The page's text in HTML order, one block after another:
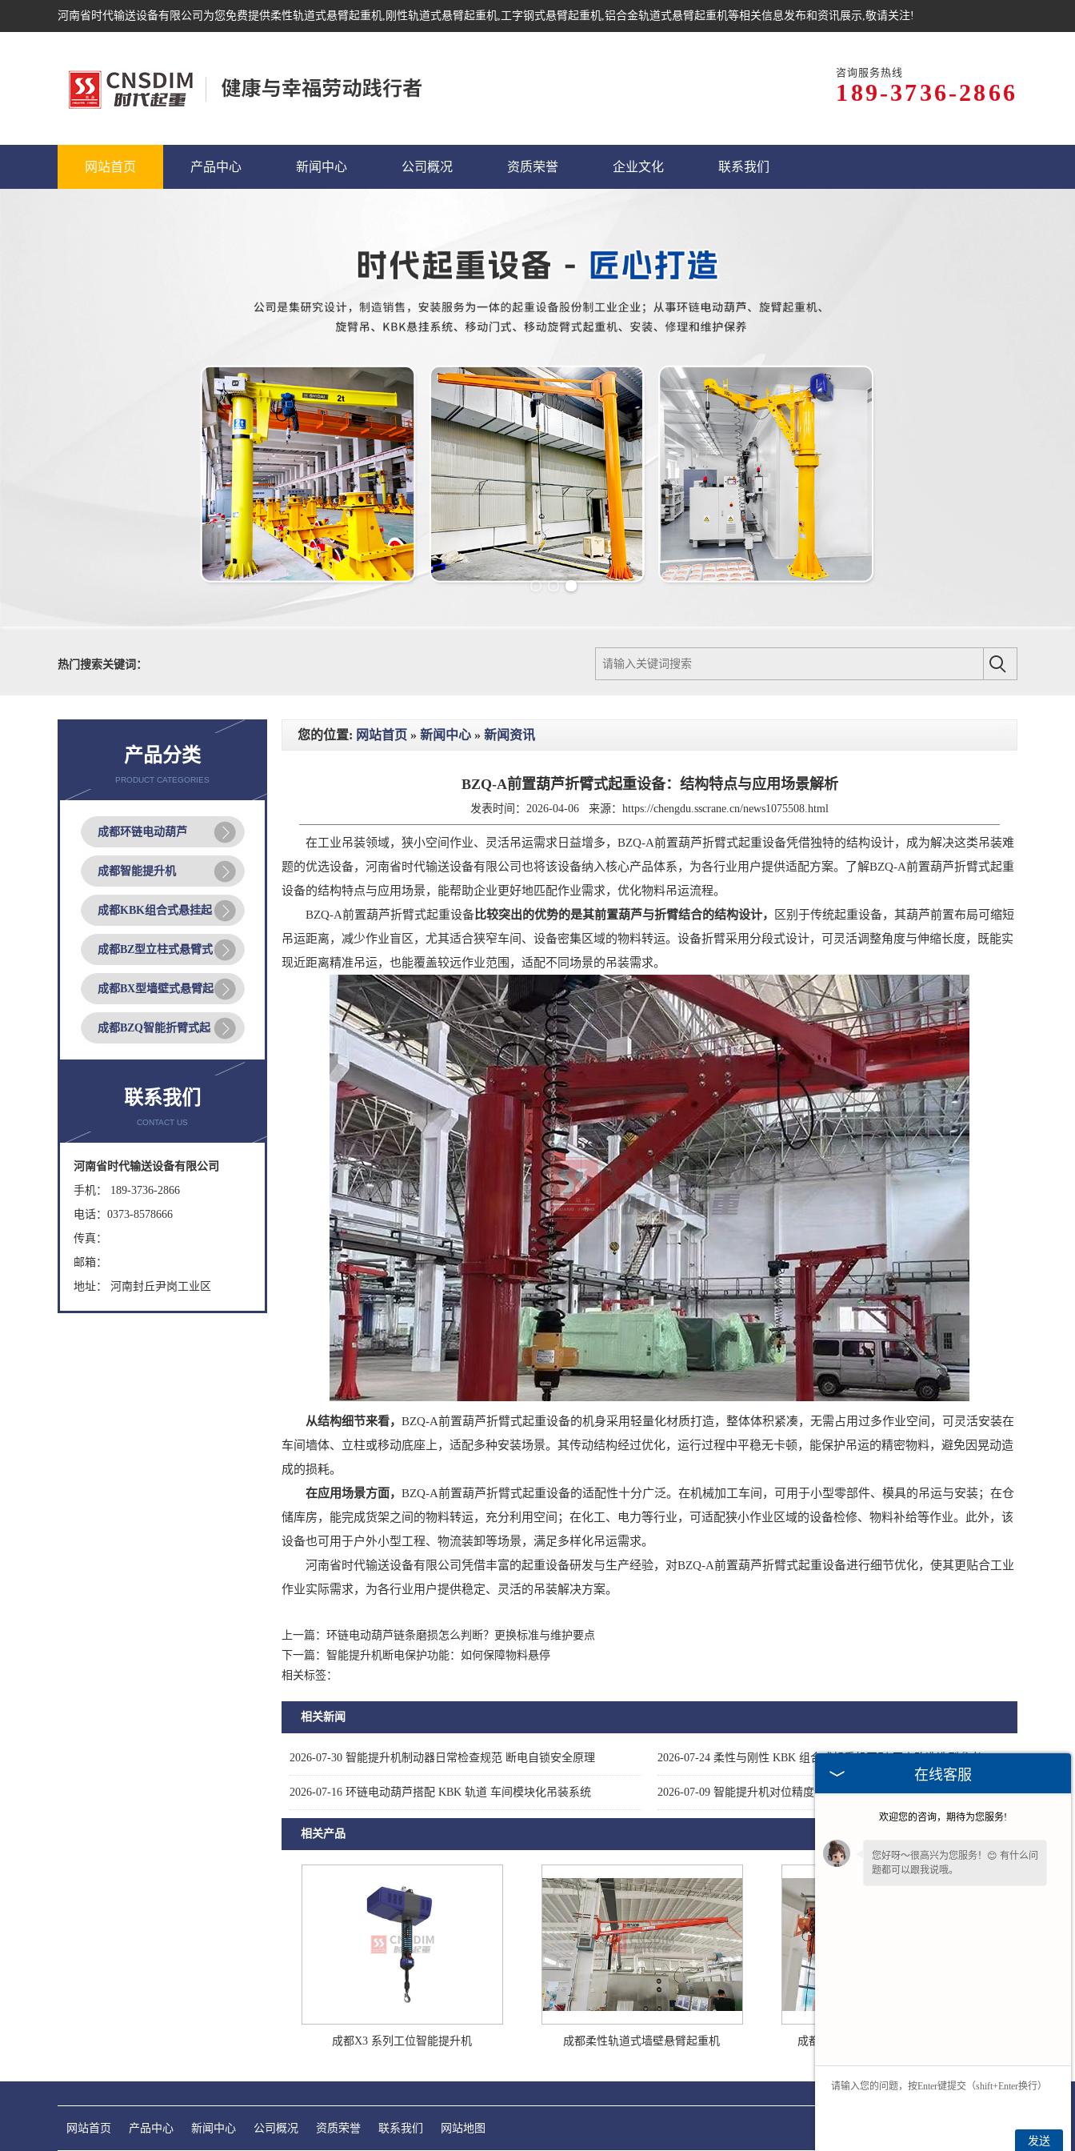
河南省时代输送设备有限公司为您免费提供柔性轨道式悬臂起重机,刚性轨道式悬臂起重机,工字钢式悬臂起重机,铝合金轨道式悬臂起重机等相关信息发布和资讯展示,敬请关注!
咨询服务热线
189-3736-2866
网站首页 产品中心 新闻中心 公司概况 资质荣誉 企业文化 联系我们
热门搜索关键词：
产品分类
PRODUCT CATEGORIES
成都环链电动葫芦
成都智能提升机
成都KBK组合式悬挂起
成都BZ型立柱式悬臂式
成都BX型墙壁式悬臂起
成都BZQ智能折臂式起
联系我们
CONTACT US
河南省时代输送设备有限公司
手机： 189-3736-2866
电话：0373-8578666
传真：
邮箱：
地址： 河南封丘尹岗工业区
您的位置: 网站首页 » 新闻中心 » 新闻资讯
BZQ-A前置葫芦折臂式起重设备：结构特点与应用场景解析
发表时间：2026-04-06 来源： https://chengdu.sscrane.cn/news1075508.html
在工业吊装领域，狭小空间作业、灵活吊运需求日益增多，BZQ-A前置葫芦折臂式起重设备凭借独特的结构设计，成为解决这类吊装难
题的优选设备，河南省时代输送设备有限公司也将该设备纳入核心产品体系，为各行业用户提供适配方案。了解BZQ-A前置葫芦折臂式起重
设备的结构特点与应用场景，能帮助企业更好地匹配作业需求，优化物料吊运流程。
BZQ-A前置葫芦折臂式起重设备比较突出的优势的是其前置葫芦与折臂结合的结构设计，
区别于传统起重设备，其葫芦前置布局可缩短
吊运距离，减少作业盲区，尤其适合狭窄车间、设备密集区域的物料转运。设备折臂采用分段式设计，可灵活调整角度与伸缩长度，既能实
现近距离精准吊运，也能覆盖较远作业范围，适配不同场景的吊装需求。
从结构细节来看， BZQ-A前置葫芦折臂式起重设备的机身采用轻量化材质打造，整体体积紧凑，无需占用过多作业空间，可灵活安装在
车间墙体、立柱或移动底座上，适配多种安装场景。其传动结构经过优化，运行过程中平稳无卡顿，能保护吊运的精密物料，避免因晃动造
成的损耗。
在应用场景方面， BZQ-A前置葫芦折臂式起重设备的适配性十分广泛。在机械加工车间，可用于小型零部件、模具的吊运与安装；在仓
储库房，能完成货架之间的物料转运，充分利用空间；在化工、电力等行业，可适配狭小作业区域的设备检修、物料补给等作业。此外，该
设备也可用于户外小型工程、物流装卸等场景，满足多样化吊运需求。
河南省时代输送设备有限公司凭借丰富的起重设备研发与生产经验，对BZQ-A前置葫芦折臂式起重设备进行细节优化，使其更贴合工业
作业实际需求，为各行业用户提供稳定、灵活的吊装解决方案。
上一篇： 环链电动葫芦链条磨损怎么判断？更换标准与维护要点
下一篇： 智能提升机断电保护功能：如何保障物料悬停
相关标签：
相关新闻
2026-07-30 智能提升机制动器日常检查规范 断电自锁安全原理 2026-07-24 柔性与刚性 KBK 组合式起重机区别 厂房改造选型参考
2026-07-16 环链电动葫芦搭配 KBK 轨道 车间模块化吊装系统 2026-07-09 智能提升机对位精度参数解读 精密零部件吊装选型
相关产品
成都X3 系列工位智能提升机 成都柔性轨道式墙壁悬臂起重机 成都铝合金轨道式墙壁悬臂起重机
网站首页 产品中心 新闻中心 公司概况 资质荣誉 联系我们 网站地图
在线客服
欢迎您的咨询，期待为您服务!
您好呀～很高兴为您服务！😊 有什么问
题都可以跟我说哦。
发送